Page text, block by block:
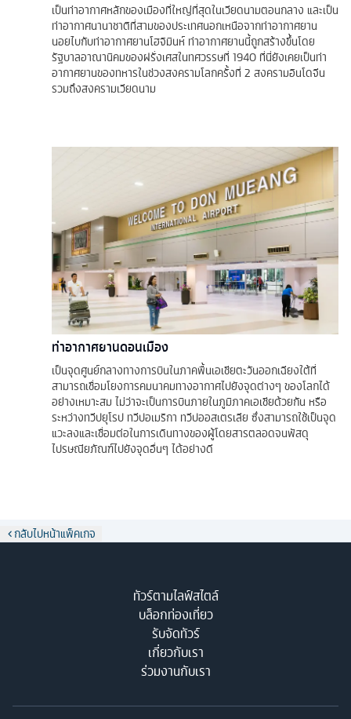
เป็นท่าอากาศหลักของเมืองที่ใหญ่ที่สุดในเวียดนามตอนกลาง และเป็น
ท่าอากาศนานาชาติที่สามของประเทศนอกเหนือจากท่าอากาศยาน
นอยไบกับท่าอากาศยานโฮจิมินห์ ท่าอากาศยานนี้ถูกสร้างขึ้นโดย
รัฐบาลอาณานิคมของฝรั่งเศสในทศวรรษที่ 1940 ที่นี่ยังเคยเป็นท่า
อากาศยานของทหารในช่วงสงครามโลกครั้งที่ 2 สงครามอินโดจีน
รวมถึงสงครามเวียดนาม
ท่าอากาศยานดอนเมือง
เป็นจุดศูนย์กลางทางการบินในภาคพื้นเอเชียตะวันออกเฉียงใต้ที่
สามารถเชื่อมโยงการคมนาคมทางอากาศไปยังจุดต่างๆ ของโลกได้
อย่างเหมาะสม ไม่ว่าจะเป็นการบินภายในภูมิภาคเอเชียด้วยกัน หรือ
ระหว่างทวีปยุโรป ทวีปอเมริกา ทวีปออสเตรเลีย ซึ่งสามารถใช้เป็นจุด
แวะลงและเชื่อมต่อในการเดินทางของผู้โดยสารตลอดจนพัสดุ
ไปรษณียภัณฑ์ไปยังจุดอื่นๆ ได้อย่างดี
กลับไปหน้าแพ็คเกจ
ทัวร์ตามไลฟ์สไตล์
บล็อกท่องเที่ยว
รับจัดทัวร์
เกี่ยวกับเรา
ร่วมงานกับเรา